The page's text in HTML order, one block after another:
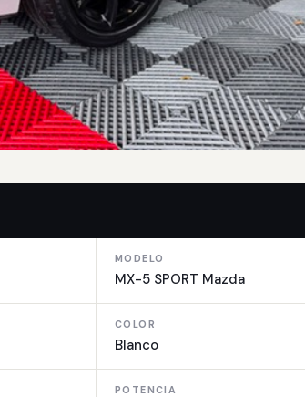
MODELO
MX-5 SPORT Mazda
COLOR
Blanco
POTENCIA